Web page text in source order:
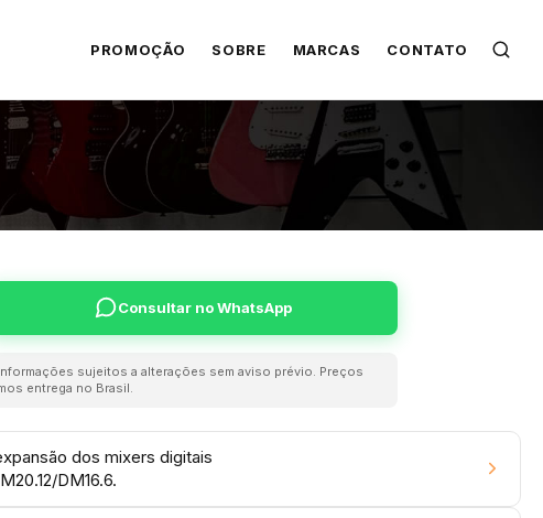
PROMOÇÃO SOBRE MARCAS CONTATO
Consultar no WhatsApp
sujeitos a alterações sem aviso prévio. Preços
entrega no Brasil.
dos mixers digitais
DM16.6.